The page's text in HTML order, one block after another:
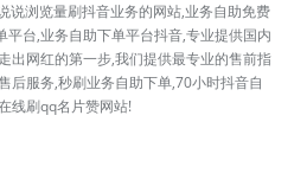
说浏览量刷抖音业务的网站,业务自助免费
平台,业务自助下单平台抖音,专业提供国内
出网红的第一步,我们提供最专业的售前指
后服务,秒刷业务自助下单,70小时抖音自
线刷qq名片赞网站!